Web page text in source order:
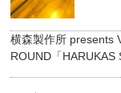
横森製作所 presents
ROUND「HARUKAS